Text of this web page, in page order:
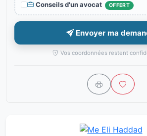
Conseils d'un avocat OFFERT
Envoyer ma
Vos coordonnées restent